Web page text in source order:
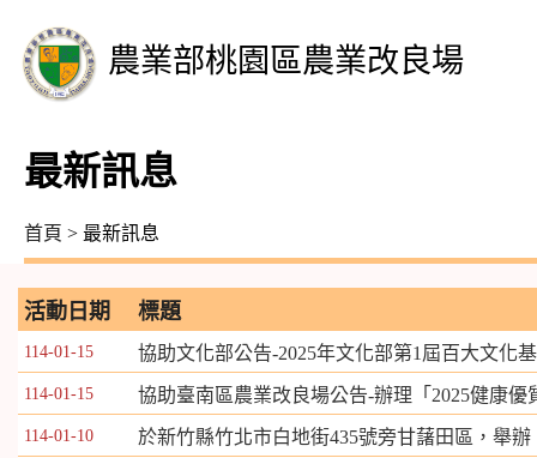
農業部桃園區農業改良場
最新訊息
首頁 > 最新訊息
活動日期 標題
114-01-15 協助文化部公告-2025年文化部第1屆百大文化
114-01-15 協助臺南區農業改良場公告-辦理「2025健康優
114-01-10 於新竹縣竹北市白地街435號旁甘藷田區，舉